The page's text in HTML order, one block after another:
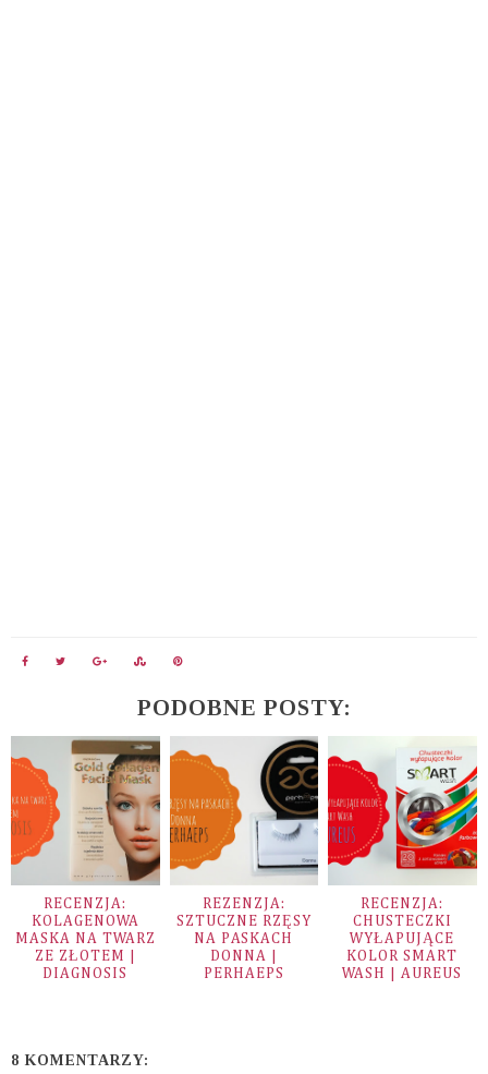
PODOBNE POSTY:
RECENZJA:
KOLAGENOWA
MASKA NA TWARZ
ZE ZŁOTEM |
DIAGNOSIS
REZENZJA:
SZTUCZNE RZĘSY
NA PASKACH
DONNA |
PERHAEPS
RECENZJA:
CHUSTECZKI
WYŁAPUJĄCE
KOLOR SMART
WASH | AUREUS
8 KOMENTARZY: